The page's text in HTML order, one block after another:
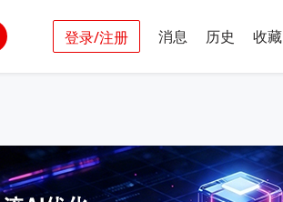
登录/注册 消息 历史 收藏